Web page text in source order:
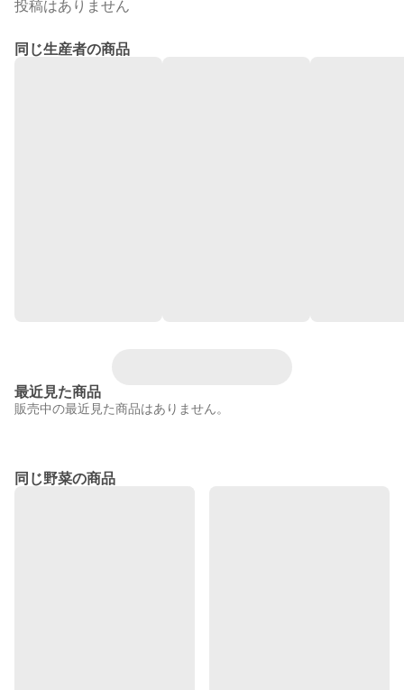
投稿はありません
同じ生産者の商品
最近見た商品
販売中の最近見た商品はありません。
同じ野菜の商品